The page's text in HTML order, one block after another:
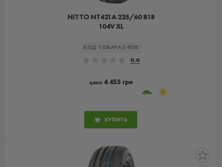
NITTO NT421А 225/60 R18
104V XL
КОД ТОВАРА:24138
0.0
цена4 455 грн
КУПИТЬ